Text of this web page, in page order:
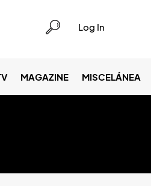
Log In
MAGAZINE MISCELÁNEA